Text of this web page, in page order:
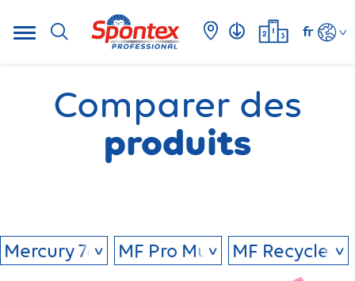
fr
Comparer des
produits